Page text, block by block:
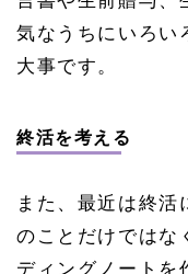
気なうちにいろい
大事です。
終活を考える
また、最近は終活
のことだけではな
ディングノートを